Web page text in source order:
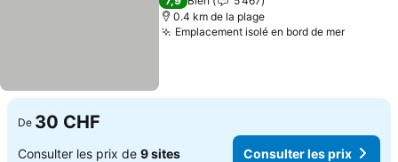
0.4 km de la plage
Emplacement isolé en bord de mer
De 30 CHF
Consulter les prix de 9 sites Consulter les prix